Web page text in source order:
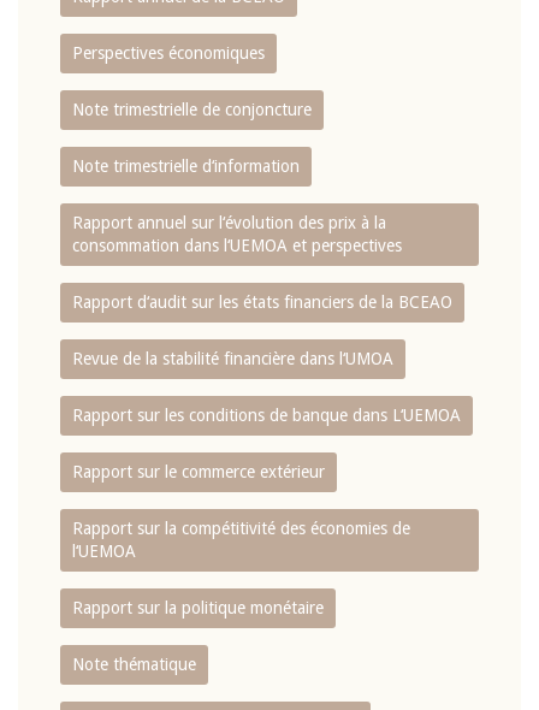
Perspectives économiques
Note trimestrielle de conjoncture
Note trimestrielle d‘information
Rapport annuel sur l‘évolution des prix à la
consommation dans l‘UEMOA et perspectives
Rapport d‘audit sur les états financiers de la BCEAO
Revue de la stabilité financière dans l‘UMOA
Rapport sur les conditions de banque dans L‘UEMOA
Rapport sur le commerce extérieur
Rapport sur la compétitivité des économies de
l‘UEMOA
Rapport sur la politique monétaire
Note thématique